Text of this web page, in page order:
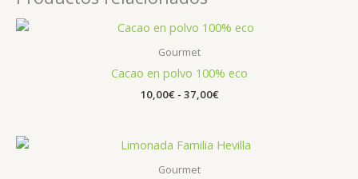
Gourmet
Cacao en polvo 100% eco
10,00€ - 37,00€
Rango
10,00€
hasta
Gourmet